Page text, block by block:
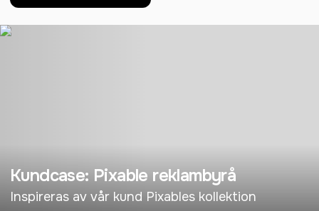
Kundcase: Pixable reklambyrå
Inspireras av vår kund Pixables kollektion